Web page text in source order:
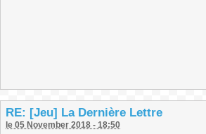
RE: [Jeu] La Dernière Lettre
le 05 November 2018 - 18:50